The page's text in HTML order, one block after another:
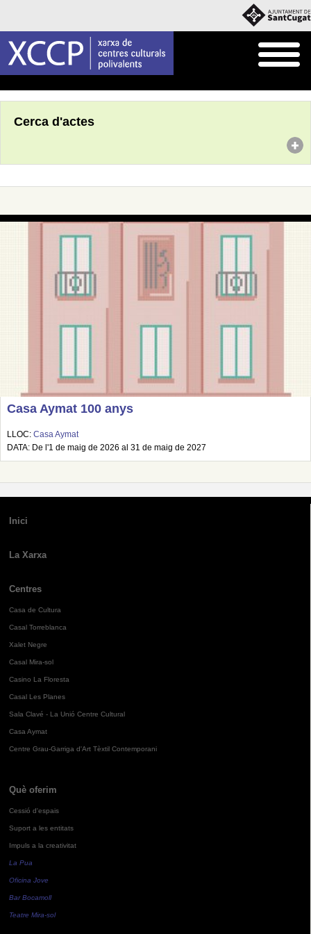
Cerca d'actes
Casa Aymat 100 anys
LLOC: Casa Aymat
DATA: De l'1 de maig de 2026 al 31 de maig de 2027
Inici
La Xarxa
Centres
Casa de Cultura
Casal Torreblanca
Xalet Negre
Casal Mira-sol
Casino La Floresta
Casal Les Planes
Sala Clavé - La Unió Centre Cultural
Casa Aymat
Centre Grau-Garriga d'Art Tèxtil Contemporani
Què oferim
Cessió d'espais
Suport a les entitats
Impuls a la creativitat
La Pua
Oficina Jove
Bar Bocamoll
Teatre Mira-sol